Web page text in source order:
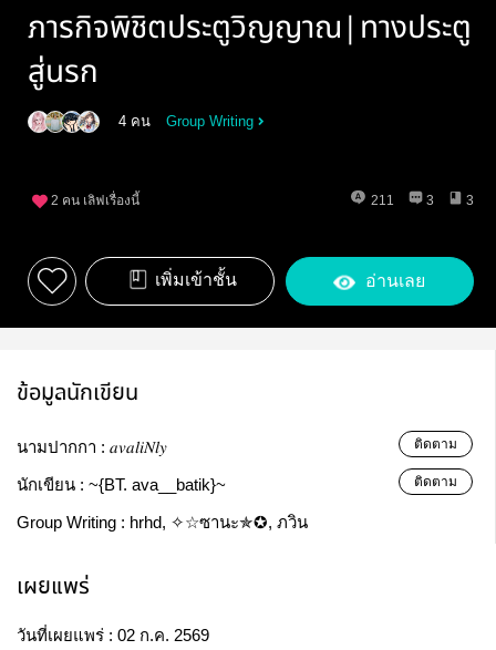
ภารกิจพิชิตประตูวิญญาณ|ทางประตู
สู่นรก
4 คน Group Writing
2 คน เลิฟเรื่องนี้ 211 3 3
เพิ่มเข้าชั้น อ่านเลย
ข้อมูลนักเขียน
นามปากกา : 𝑎𝑣𝑎𝑙𝑖𝑁𝑙𝑦 ติดตาม
นักเขียน : ~{BT. ava__batik}~ ติดตาม
Group Writing : hrhd, ✧☆ซานะ✯✪, ภวิน
เผยแพร่
วันที่เผยแพร่ : 02 ก.ค. 2569